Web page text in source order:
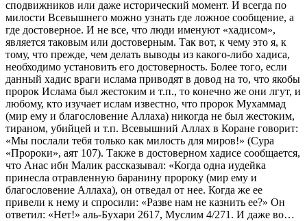
сподвижников или даже исторический момент. И всегда по
милости Всевышнего можно узнать где ложное сообщение, а
где достоверное. И не все, что люди именуют «хадисом»,
является таковым или достоверным. Так вот, к чему это я, к
тому, что прежде, чем делать выводы из какого-либо хадиса,
необходимо установить его достоверность. Более того, если
данный хадис враги ислама приводят в довод на то, что якобы
пророк Ислама был жестоким и т.п., то конечно же они лгут, и
любому, кто изучает ислам известно, что пророк Мухаммад
(мир ему и благословение Аллаха) никогда не был жестоким,
тираном, убийцей и т.п. Всевышний Аллах в Коране говорит:
«Мы послали тебя только как милость для миров!» (Сура
«Пророки», аят 107). Также в достоверном хадисе сообщается,
что Анас ибн Малик рассказывал: «Когда одна иудейка
принесла отравленную баранину пророку (мир ему и
благословение Аллаха), он отведал от нее. Когда же ее
привели к нему и спросили: «Разве нам не казнить ее?» Он
ответил: «Нет!» аль-Бухари 2617, Муслим 4/271. И даже во…